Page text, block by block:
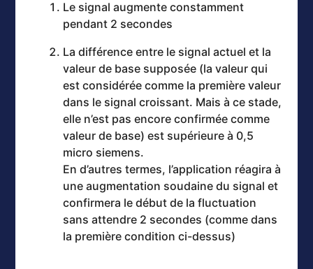
Le signal augmente constamment
pendant 2 secondes
La différence entre le signal actuel et la
valeur de base supposée (la valeur qui
est considérée comme la première valeur
dans le signal croissant. Mais à ce stade,
elle n’est pas encore confirmée comme
valeur de base) est supérieure à 0,5
micro siemens.
En d’autres termes, l’application réagira à
une augmentation soudaine du signal et
confirmera le début de la fluctuation
sans attendre 2 secondes (comme dans
la première condition ci-dessus)